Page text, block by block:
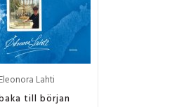
Eleonora Lahti
till början